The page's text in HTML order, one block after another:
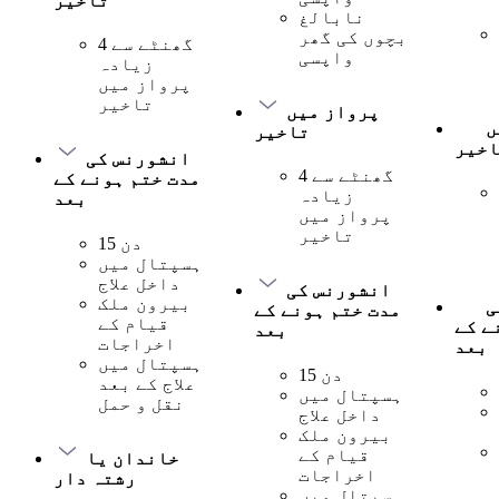
4 گھنٹے سے
زیادہ
پرواز میں
تاخیر
انشورنس کی
مدت ختم ہونے کے
بعد
15 دن
ہسپتال میں
داخل علاج
بیرون ملک
قیام کے
اخراجات
ہسپتال میں
علاج کے بعد
نقل و حمل
خاندان یا
رشتہ دار
نابالغ
بچوں کی گھر
واپسی
پرواز میں
تاخیر
4 گھنٹے سے
زیادہ
پرواز میں
تاخیر
انشورنس کی
مدت ختم ہونے کے
بعد
15 دن
ہسپتال میں
داخل علاج
بیرون ملک
قیام کے
اخراجات
ہسپتال میں
کے
بعد